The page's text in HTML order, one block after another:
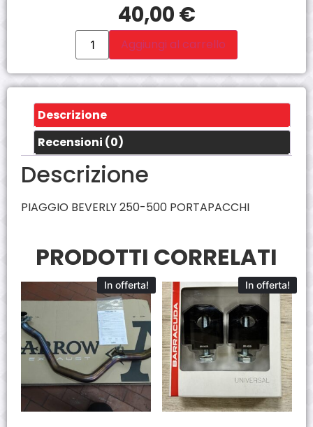
40,00 €
Aggiungi al carrello
Descrizione
Recensioni (0)
Descrizione
PIAGGIO BEVERLY 250-500 PORTAPACCHI
PRODOTTI CORRELATI
In offerta! In offerta!